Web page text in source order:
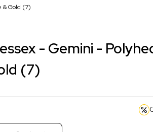
& Gold (7)
- Gemini -
(7)